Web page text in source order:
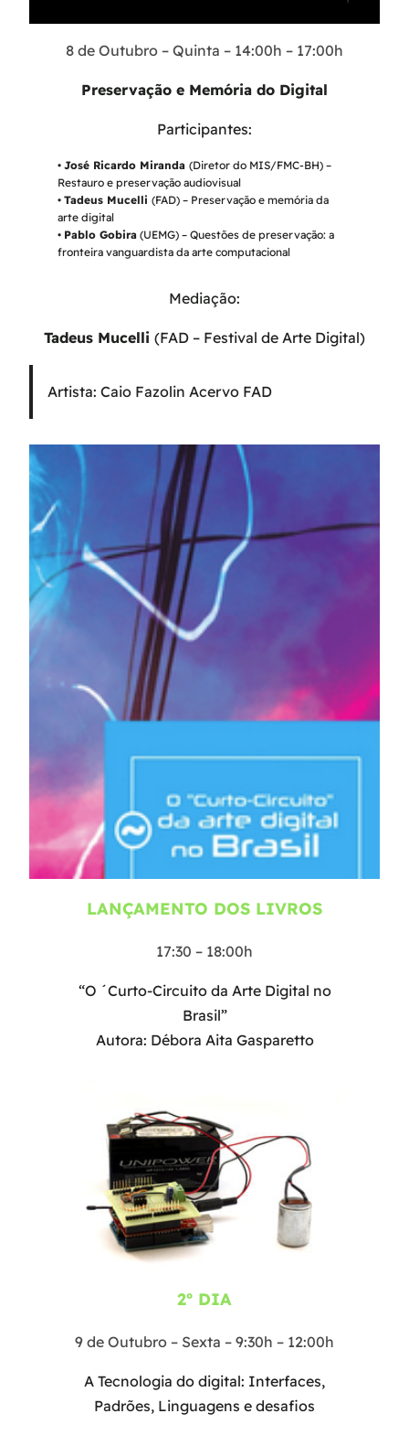
8 de Outubro – Quinta – 14:00h – 17:00h
Preservação e Memória do Digital
Participantes:
• José Ricardo Miranda (Diretor do MIS/FMC-BH) –
Restauro e preservação audiovisual
• Tadeus Mucelli (FAD) – Preservação e memória da
arte digital
• Pablo Gobira(UEMG) – Questões de preservação: a
fronteira vanguardista da arte computacional
Mediação:
Tadeus Mucelli (FAD – Festival de Arte Digital)
Artista: Caio Fazolin Acervo FAD
LANÇAMENTO DOS LIVROS
17:30 – 18:00h
“O ´Curto-Circuito da Arte Digital no
Brasil”
Autora: Débora Aita Gasparetto
2º DIA
9 de Outubro – Sexta – 9:30h – 12:00h
A Tecnologia do digital: Interfaces,
Padrões, Linguagens e desafios